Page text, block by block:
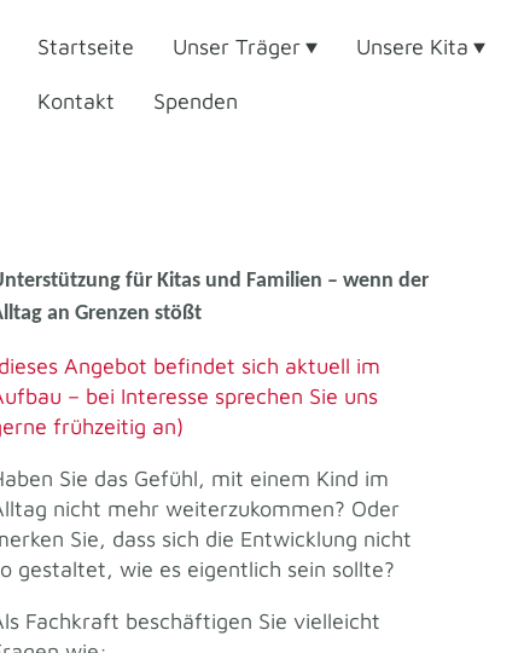
Startseite Unser Träger Unsere Kita
Kontakt Spenden
für Kitas und Familien – wenn der
an Grenzen stößt
Angebot befindet sich aktuell im
– bei Interesse sprechen Sie uns
frühzeitig an)
Sie das Gefühl, mit einem Kind im
nicht mehr weiterzukommen? Oder
Sie, dass sich die Entwicklung nicht
gestaltet, wie es eigentlich sein sollte?
Fachkraft beschäftigen Sie vielleicht